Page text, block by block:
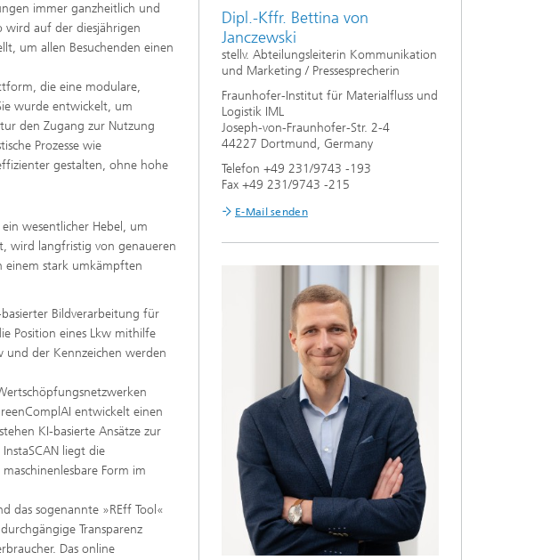
immer ganzheitlich und
wird auf der diesjährigen
um allen Besuchenden einen
die eine modulare,
wurde entwickelt, um
den Zugang zur Nutzung
Prozesse wie
gestalten, ohne hohe
wesentlicher Hebel, um
wird langfristig von genaueren
einem stark umkämpften
Bildverarbeitung für
Position eines Lkw mithilfe
und der Kennzeichen werden
entwickelt einen
KI-basierte Ansätze zur
liegt die
Form im
das sogenannte »REff Tool«
Transparenz
Das online
Dipl.-Kffr. Bettina von
Janczewski
stellv. Abteilungsleiterin Kommunikation
und Marketing / Pressesprecherin
Fraunhofer-Institut für Materialfluss und
Logistik IML
Joseph-von-Fraunhofer-Str. 2-4
44227 Dortmund, Germany
Telefon +49 231/9743 -193
Fax +49 231/9743 -215
E-Mail senden